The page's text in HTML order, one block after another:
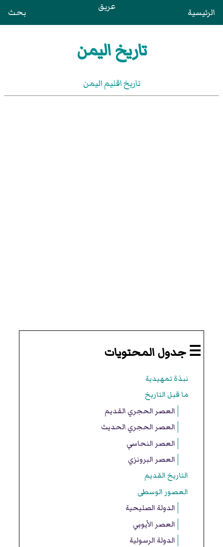
الرئيسية عريق بحث
تاريخ اليمن
تاريخ اقليم اليمن
☰ جدول المحتويات
نبذة تمهيدية
ما قبل التاريخ
العصر الحجري القديم
العصر الحجري الحديث
العصر النحاسي
العصر البرونزي
التاريخ القديم
العصور الوسطى
الدولة الصليحية
العصر الأيوبي
الدولة الرسولية